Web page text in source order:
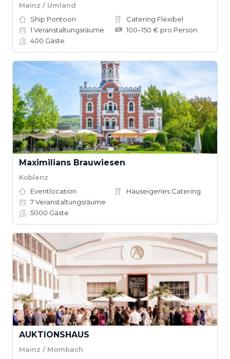
Mainz / Umland
Ship Pontoon
Catering Flexibel
1 Veranstaltungsräume
100–150 € pro Person
400 Gäste
Maximilians Brauwiesen
Koblenz
Eventlocation
Hauseigenes Catering
7Veranstaltungsräume
5000 Gäste
AUKTIONSHAUS
Mainz / Mombach